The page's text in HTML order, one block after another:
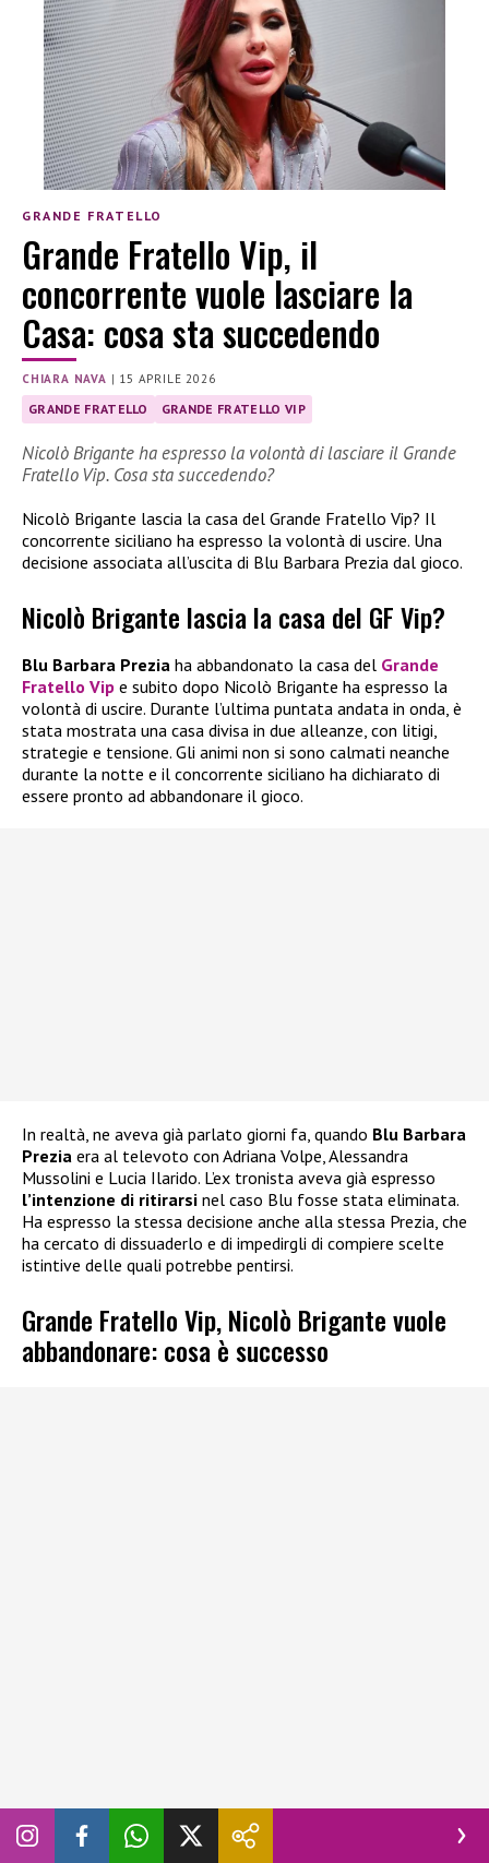
GRANDE FRATELLO
Grande Fratello Vip, il
concorrente vuole lasciare la
Casa: cosa sta succedendo
CHIARA NAVA | 15 APRILE 2026
GRANDE FRATELLO GRANDE FRATELLO VIP
Nicolò Brigante ha espresso la volontà di lasciare il Grande
Fratello Vip. Cosa sta succedendo?
Nicolò Brigante lascia la casa del Grande Fratello Vip? Il
concorrente siciliano ha espresso la volontà di uscire. Una
decisione associata all’uscita di Blu Barbara Prezia dal gioco.
Nicolò Brigante lascia la casa del GF Vip?
Blu Barbara Prezia ha abbandonato la casa del Grande
Fratello Vip e subito dopo Nicolò Brigante ha espresso la
volontà di uscire. Durante l’ultima puntata andata in onda, è
stata mostrata una casa divisa in due alleanze, con litigi,
strategie e tensione. Gli animi non si sono calmati neanche
durante la notte e il concorrente siciliano ha dichiarato di
essere pronto ad abbandonare il gioco.
In realtà, ne aveva già parlato giorni fa, quando Blu Barbara
Prezia era al televoto con Adriana Volpe, Alessandra
Mussolini e Lucia Ilarido. L’ex tronista aveva già espresso
l’intenzione di ritirarsi nel caso Blu fosse stata eliminata.
Ha espresso la stessa decisione anche alla stessa Prezia, che
ha cercato di dissuaderlo e di impedirgli di compiere scelte
istintive delle quali potrebbe pentirsi.
Grande Fratello Vip, Nicolò Brigante vuole
abbandonare: cosa è successo